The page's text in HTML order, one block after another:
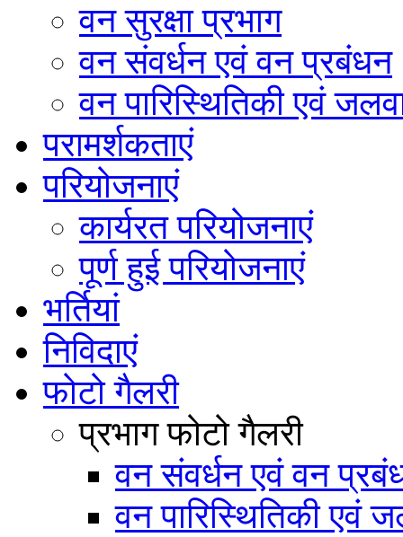
वन सुरक्षा प्रभाग
वन संवर्धन एवं वन प्रबंधन
वन पारिस्थितिकी एवं
परामर्शकताएं
परियोजनाएं
कार्यरत परियोजनाएं
पूर्ण हुई परियोजनाएं
भर्तियां
निविदाएं
फोटो गैलरी
प्रभाग फोटो गैलरी
वन संवर्धन एवं वन
वन पारिस्थितिकी एवं